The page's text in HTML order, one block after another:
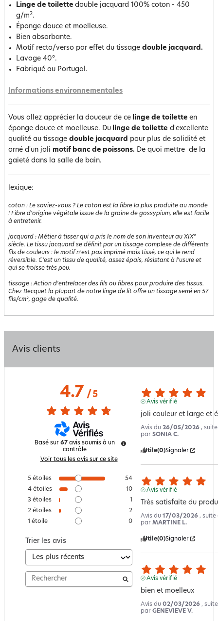
Linge de toilette double jacquard 100% coton - 450
g/m2.
Éponge douce et moelleuse.
Bien absorbante.
Motif recto/verso par effet du tissage double jacquard.
Lavage 40°.
Fabriqué au Portugal.
Informations environnementales
Vous allez apprécier la douceur de ce linge de toilette en
éponge douce et moelleuse. Du linge de toilette d'excellente
qualité au tissage double jacquard pour plus de solidité et
orné d'un joli motif banc de poissons. De quoi mettre de la
gaieté dans la salle de bain.
lexique:
coton : Le saviez-vous ? Le coton est la fibre la plus produite au monde
! Fibre d'origine végétale issue de la graine de gossypium, elle est facile
à entretenir.
jacquard : Métier à tisser qui a pris le nom de son inventeur au XIX°
siècle. Le tissu jacquard se définit par un tissage complexe de différents
fils de couleurs : le motif n’est pas imprimé mais tissé, ce qui le rend
réversible. C’est un tissu de qualité, assez épais, résistant à l'usure et
qui se froisse très peu.
tissage :Action d'entrelacer des fils ou fibres pour produire des tissus.
Chez Becquet la plupart de notre linge de lit offre un tissage serré en 57
fils/cm², gage de qualité.
Avis clients
4.7/ 5
Basé sur 67 avis soumis à un
contrôle
Voir tous les avis sur ce site
5 étoiles
54
4 étoiles
10
3 étoiles
1
2 étoiles
2
1 étoile 0
Trier les avis
Avis vérifié
joli couleur et large et
Avis du 26/05/2026 ,
par SONIA C.
Utile(0)Signaler
Avis vérifié
Très satisfaite du
Avis du 17/03/2026 , suite
par MARTINE L.
Utile(0)Signaler
Avis vérifié
bien et moelleux
Avis du 02/03/2026 ,
par GENEVIEVE V.